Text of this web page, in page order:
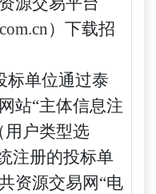
）下载招
标单位通过泰
站“主体信息注
用户类型选
注册的投标单
资源交易网“电